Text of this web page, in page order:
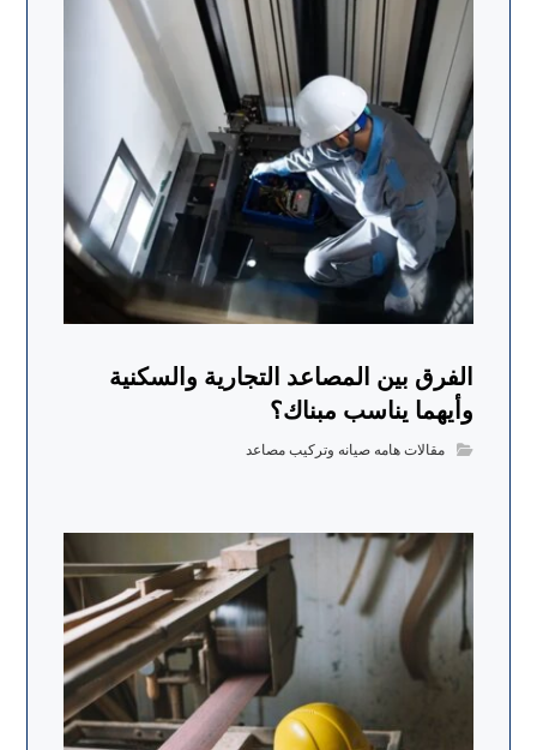
الفرق بين المصاعد التجارية والسكنية
وأيهما يناسب مبناك؟
مقالات هامه صيانه وتركيب مصاعد